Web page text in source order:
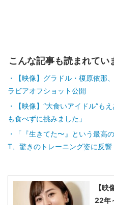
こんな記事も読まれてい
【映像】グラドル・榎原依那
ラビアオフショット公開
【映像】“大食いアイドル”も
も食べずに挑みました」
「『生きてた〜』という最高
T、驚きのトレーニング姿に反響
【
22年